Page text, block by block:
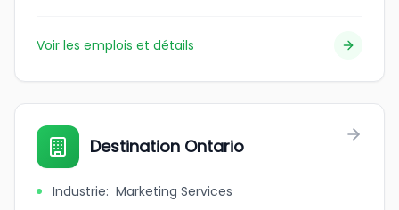
Voir les emplois et détails
Destination Ontario
Industrie: Marketing Services